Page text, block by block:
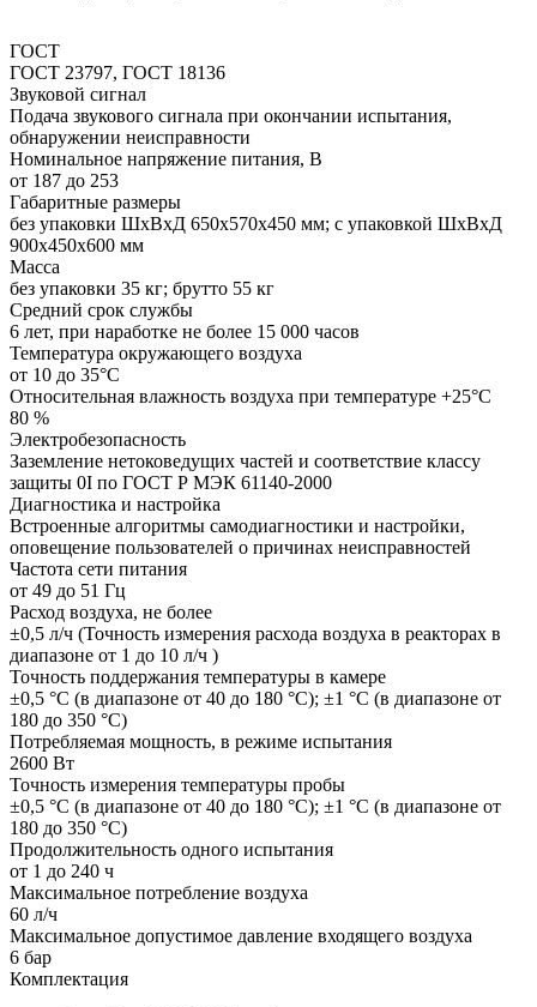
ГОСТ
ГОСТ 23797, ГОСТ 18136
Звуковой сигнал
Подача звукового сигнала при окончании испытания,
обнаружении неисправности
Номинальное напряжение питания, В
от 187 до 253
Габаритные размеры
без упаковки ШхВхД 650х570х450 мм; с упаковкой ШхВхД
900х450х600 мм
Масса
без упаковки 35 кг; брутто 55 кг
Средний срок службы
6 лет, при наработке не более 15 000 часов
Температура окружающего воздуха
от 10 до 35°С
Относительная влажность воздуха при температуре +25°С
80 %
Электробезопасность
Заземление нетоковедущих частей и соответствие классу
защиты 0I по ГОСТ Р МЭК 61140-2000
Диагностика и настройка
Встроенные алгоритмы самодиагностики и настройки,
оповещение пользователей о причинах неисправностей
Частота сети питания
от 49 до 51 Гц
Расход воздуха, не более
±0,5 л/ч (Точность измерения расхода воздуха в реакторах в
диапазоне от 1 до 10 л/ч )
Точность поддержания температуры в камере
±0,5 °С (в диапазоне от 40 до 180 °С); ±1 °С (в диапазоне от
180 до 350 °С)
Потребляемая мощность, в режиме испытания
2600 Вт
Точность измерения температуры пробы
±0,5 °С (в диапазоне от 40 до 180 °С); ±1 °С (в диапазоне от
180 до 350 °С)
Продолжительность одного испытания
от 1 до 240 ч
Максимальное потребление воздуха
60 л/ч
Максимальное допустимое давление входящего воздуха
6 бар
Комплектация